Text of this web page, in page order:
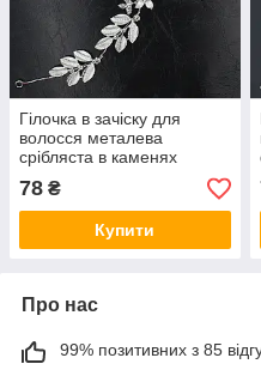
Гілочка в зачіску для
волосся металева
срібляста в каменях
квіточки пелюстки 28 см із
двома невидимостями
78 ₴
Купити
Про нас
99% позитивних з 85